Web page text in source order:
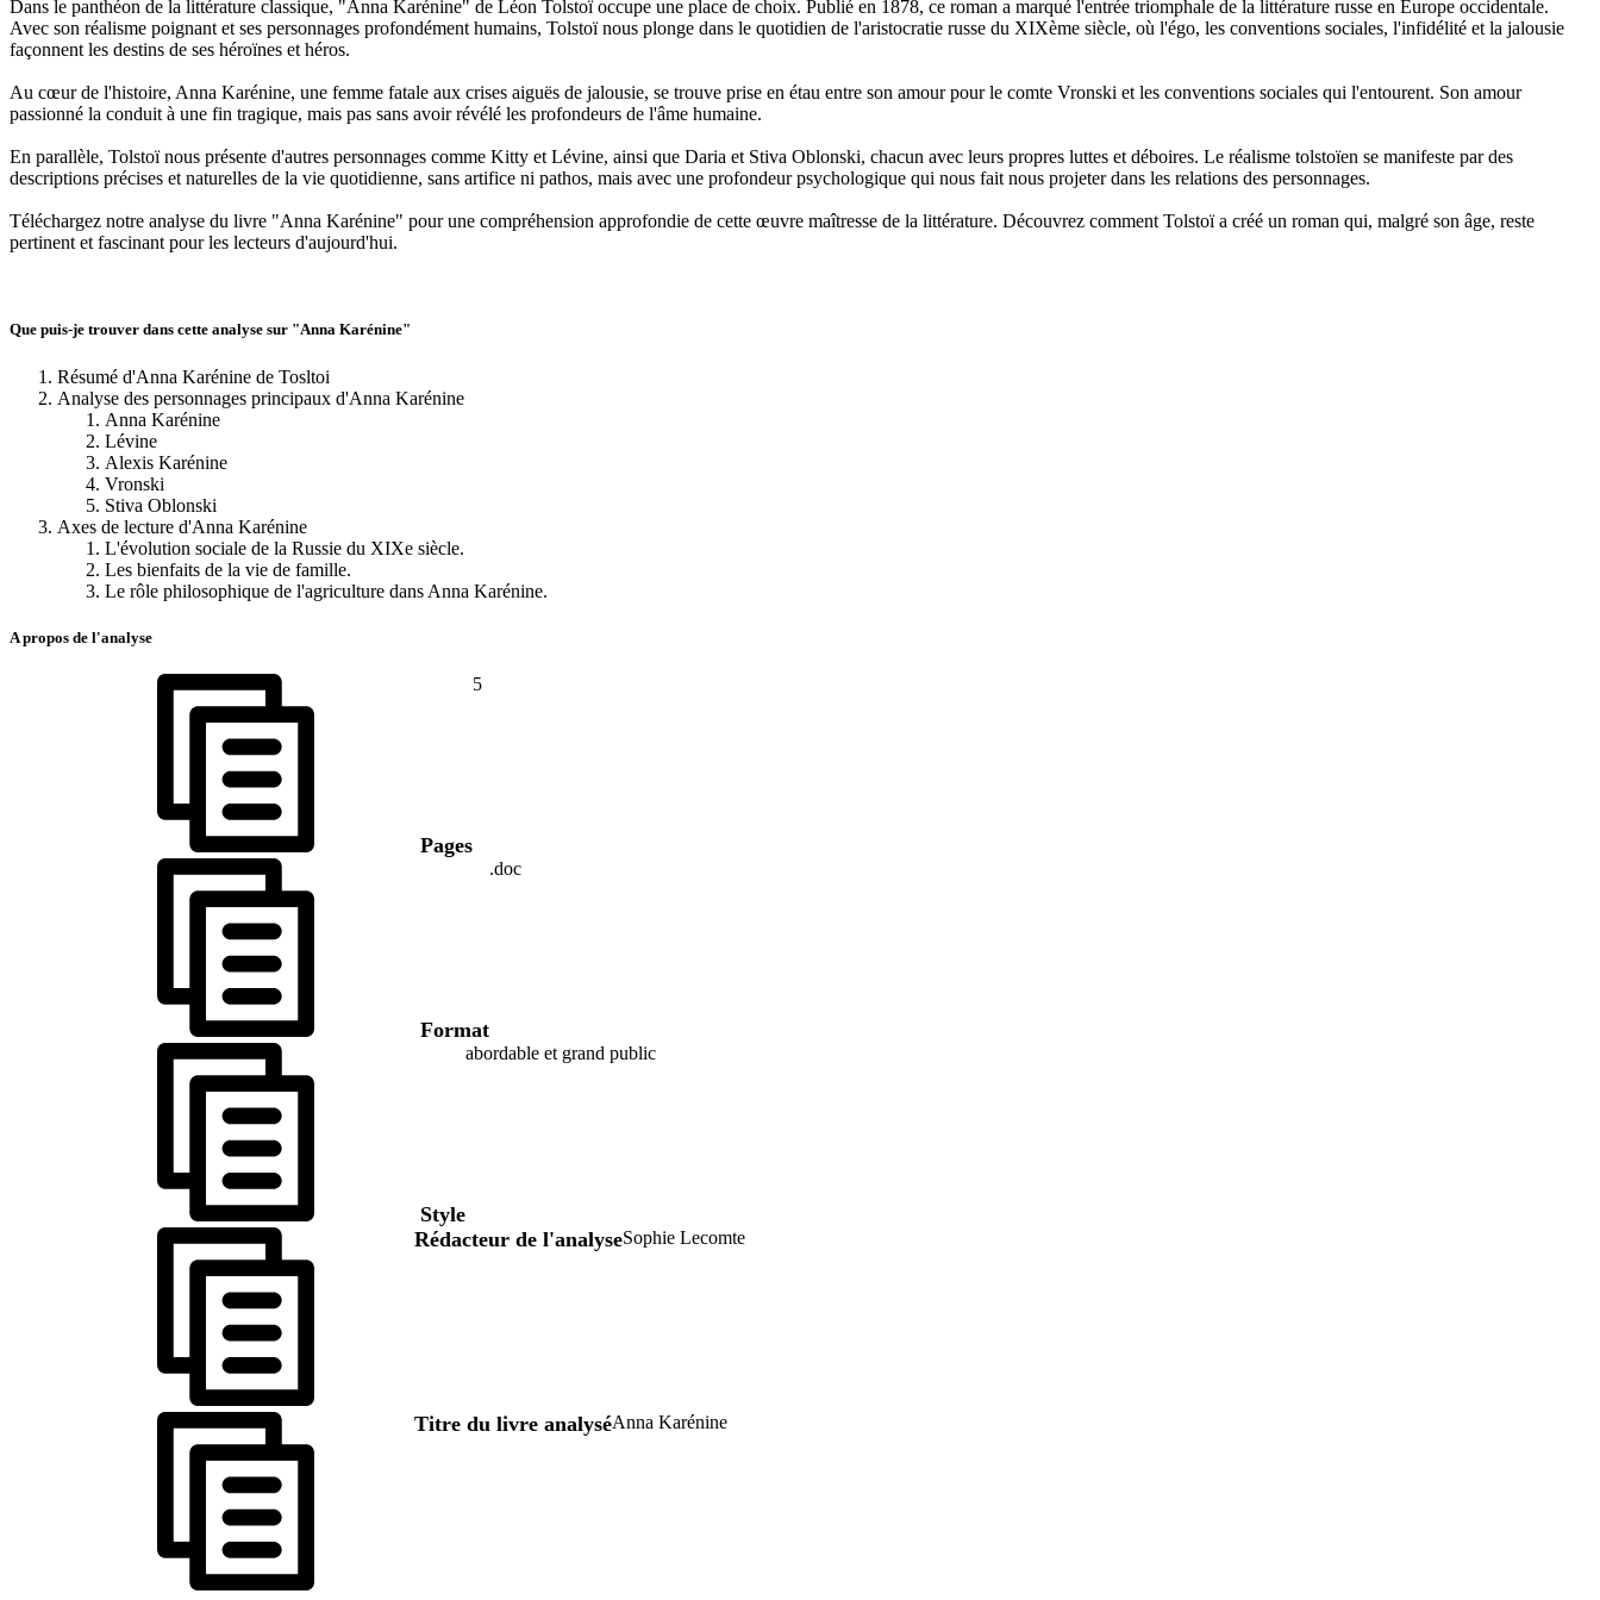
Dans le panthéon de la littérature classique, "Anna Karénine" de Léon Tolstoï occupe une place de choix. Publié en 1878, ce roman a marqué l'entrée triomphale de la littérature russe en Europe occidentale.
Avec son réalisme poignant et ses personnages profondément humains, Tolstoï nous plonge dans le quotidien de l'aristocratie russe du XIXème siècle, où l'égo, les conventions sociales, l'infidélité et la jalousie
façonnent les destins de ses héroïnes et héros.
Au cœur de l'histoire, Anna Karénine, une femme fatale aux crises aiguës de jalousie, se trouve prise en étau entre son amour pour le comte Vronski et les conventions sociales qui l'entourent. Son amour
passionné la conduit à une fin tragique, mais pas sans avoir révélé les profondeurs de l'âme humaine.
En parallèle, Tolstoï nous présente d'autres personnages comme Kitty et Lévine, ainsi que Daria et Stiva Oblonski, chacun avec leurs propres luttes et déboires. Le réalisme tolstoïen se manifeste par des
descriptions précises et naturelles de la vie quotidienne, sans artifice ni pathos, mais avec une profondeur psychologique qui nous fait nous projeter dans les relations des personnages.
Téléchargez notre analyse du livre "Anna Karénine" pour une compréhension approfondie de cette œuvre maîtresse de la littérature. Découvrez comment Tolstoï a créé un roman qui, malgré son âge, reste
pertinent et fascinant pour les lecteurs d'aujourd'hui.
Que puis-je trouver dans cette analyse sur "Anna Karénine"
Résumé d'Anna Karénine de Tosltoi
Analyse des personnages principaux d'Anna Karénine
Anna Karénine
Lévine
Alexis Karénine
Vronski
Stiva Oblonski
Axes de lecture d'Anna Karénine
L'évolution sociale de la Russie du XIXe siècle.
Les bienfaits de la vie de famille.
Le rôle philosophique de l'agriculture dans Anna Karénine.
A propos de l'analyse
Pages
5
Format
.doc
Style
abordable et grand public
Rédacteur de l'analyseSophie Lecomte
Titre du livre analyséAnna Karénine